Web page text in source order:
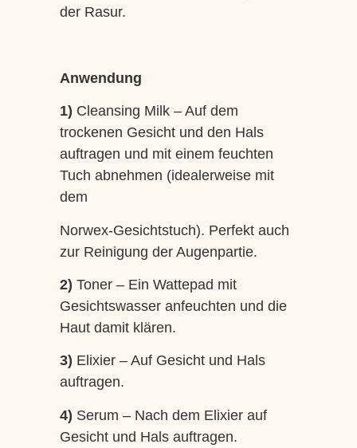
der Rasur.
Anwendung
1) Cleansing Milk – Auf dem
trockenen Gesicht und den Hals
auftragen und mit einem feuchten
Tuch abnehmen (idealerweise mit
dem
Norwex-Gesichtstuch). Perfekt auch
zur Reinigung der Augenpartie.
2) Toner – Ein Wattepad mit
Gesichtswasser anfeuchten und die
Haut damit klären.
3) Elixier – Auf Gesicht und Hals
auftragen.
4) Serum – Nach dem Elixier auf
Gesicht und Hals auftragen.